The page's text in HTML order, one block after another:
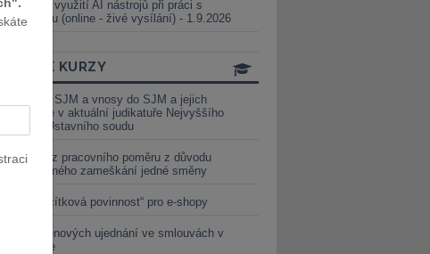
Praktické využití AI nástrojů při práci s
judikaturou (online - živé vysílání) - 1.9.2026
ONLINE KURZY
Vnosy ze SJM a vnosy do SJM a jejich
valorizace v aktuální judikatuře Nejvyššího
soudu a Ústavního soudu
Výpověď z pracovního poměru z důvodu
neomluveného zameškání jedné směny
Nová „tlačítková povinnost“ pro e-shopy
Změna cenových ujednání ve smlouvách v
energetice